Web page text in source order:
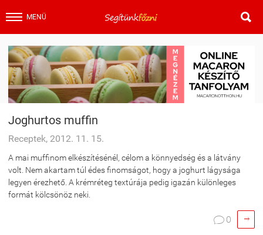
MENÜ 
Joghurtos muffin
Receptek, 2012. 11. 15.
A mai muffinom elkészítésénél, célom a könnyedség és a látvány
volt. Nem akartam túl édes finomságot, hogy a joghurt lágysága
legyen érezhető. A krémréteg textúrája pedig igazán különleges
formát kölcsönöz neki.
 0 